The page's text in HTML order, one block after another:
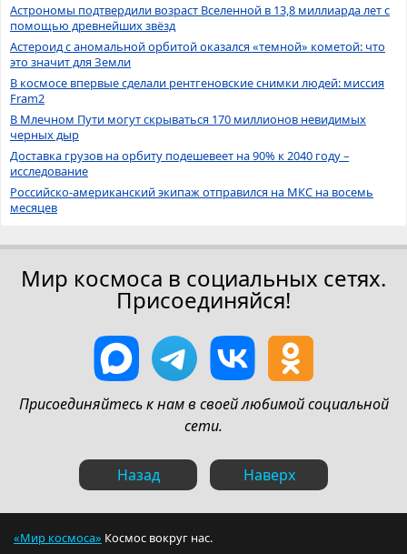
Астрономы подтвердили возраст Вселенной в 13,8 миллиарда лет с
помощью древнейших звёзд
Астероид с аномальной орбитой оказался «темной» кометой: что
это значит для Земли
В космосе впервые сделали рентгеновские снимки людей: миссия
Fram2
В Млечном Пути могут скрываться 170 миллионов невидимых
черных дыр
Доставка грузов на орбиту подешевеет на 90% к 2040 году –
исследование
Российско-американский экипаж отправился на МКС на восемь
месяцев
Мир космоса в социальных сетях.
Присоединяйся!
Присоединяйтесь к нам в своей любимой социальной
сети.
Назад Наверх
«Мир космоса» Космос вокруг нас.